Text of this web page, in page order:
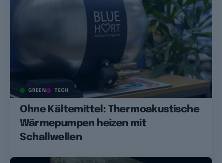
GREEN TECH
Ohne Kältemittel: Thermoakustische
Wärmepumpen heizen mit
Schallwellen